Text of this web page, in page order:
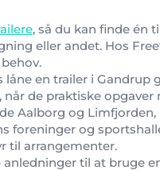
, så du kan finde én
eller andet. Hos
en trailer i
de praktiske opgaver
Aalborg og
foreninger og
til arrangementer.
til at bruge